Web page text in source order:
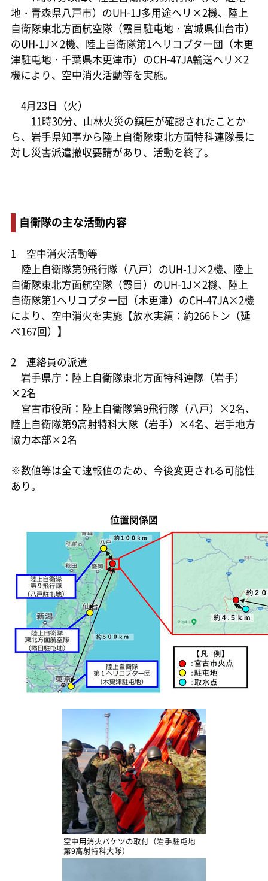
地・青森県八戸市）のUH-1J多用途ヘリ×2機、陸上
自衛隊東北方面航空隊（霞目駐屯地・宮城県仙台市）
のUH-1J×2機、陸上自衛隊第1ヘリコプター団（木更
津駐屯地・千葉県木更津市）のCH-47JA輸送ヘリ×2
機により、空中消火活動等を実施。
4月23日（火）
11時30分、山林火災の鎮圧が確認されたことか
ら、岩手県知事から陸上自衛隊東北方面特科連隊長に
対し災害派遣撤収要請があり、活動を終了。
自衛隊の主な活動内容
1 空中消火活動等
陸上自衛隊第9飛行隊（八戸）のUH-1J×2機、陸上
自衛隊東北方面航空隊（霞目）のUH-1J×2機、陸上
自衛隊第1ヘリコプター団（木更津）のCH-47JA×2機
により、空中消火を実施【放水実績：約266トン（延
べ167回）】
2 連絡員の派遣
岩手県庁：陸上自衛隊東北方面特科連隊（岩手）
×2名
宮古市役所：陸上自衛隊第9飛行隊（八戸）×2名、
陸上自衛隊第9高射特科大隊（岩手）×4名、岩手地方
協力本部×2名
※数値等は全て速報値のため、今後変更される可能性
あり。
位置関係図
空中用消火バケツの取付（岩手駐屯地
第9高射特科大隊）